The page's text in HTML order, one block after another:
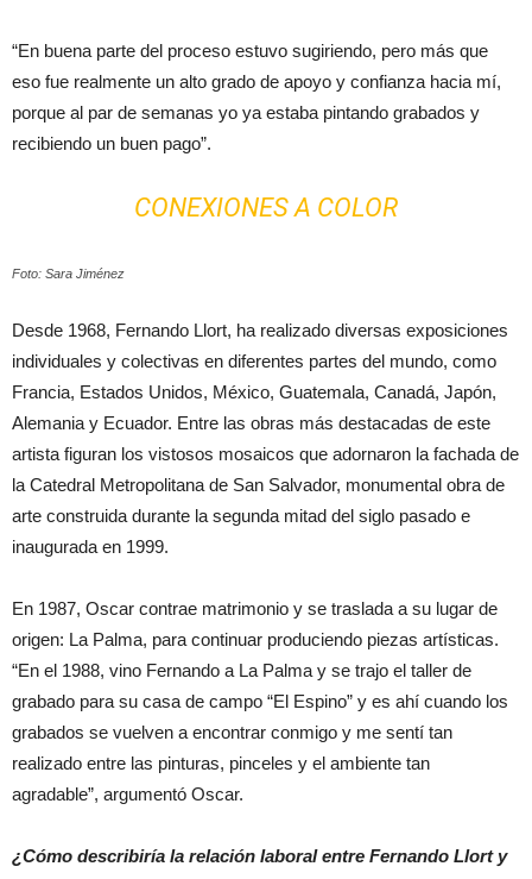
“En buena parte del proceso estuvo sugiriendo, pero más que
eso fue realmente un alto grado de apoyo y confianza hacia mí,
porque al par de semanas yo ya estaba pintando grabados y
recibiendo un buen pago”.
CONEXIONES A COLOR
Foto: Sara Jiménez
Desde 1968, Fernando Llort, ha realizado diversas exposiciones
individuales y colectivas en diferentes partes del mundo, como
Francia, Estados Unidos, México, Guatemala, Canadá, Japón,
Alemania y Ecuador. Entre las obras más destacadas de este
artista figuran los vistosos mosaicos que adornaron la fachada de
la Catedral Metropolitana de San Salvador, monumental obra de
arte construida durante la segunda mitad del siglo pasado e
inaugurada en 1999.
En 1987, Oscar contrae matrimonio y se traslada a su lugar de
origen: La Palma, para continuar produciendo piezas artísticas.
“En el 1988, vino Fernando a La Palma y se trajo el taller de
grabado para su casa de campo “El Espino” y es ahí cuando los
grabados se vuelven a encontrar conmigo y me sentí tan
realizado entre las pinturas, pinceles y el ambiente tan
agradable”, argumentó Oscar.
¿Cómo describiría la relación laboral entre Fernando Llort y